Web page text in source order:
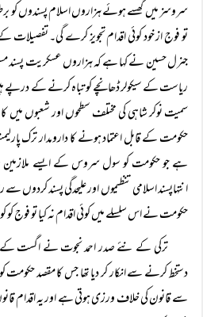
سروسز میں گھسے ہوئے ہزاروں اسلام پسندوں کو
تو فوج از خود کوئی اقدام تجویز کرے گی۔ تفصیلات
جنرل حسین نے کہا ہے کہ ہزاروں عسکریت پسند
ریاست کے سیکولر ڈھانچے کو تباہ کرنے کے درپے
سمیت نوکر شاہی کی مختلف سطحوں اور شعبوں
حکومت کے قابل اعتماد ہونے کا دارومدار ترک
ہے جو حکومت کو سول سروس کے ایسے ملازمین
انتہاپسند اسلامی تنظیموں اور علیحدگی پسند کردوں
حکومت نے اس سلسلے میں کوئی اقدام نہ کیا تو فوج کو
ترکی کے نئے صدر احمد نجوت نے اگست کے
دستخط کرنے سے انکار کر دیا تھا جس کا مقصد
سے قانون کی خلاف ورزی ہوتی ہے اور یہ اقدام